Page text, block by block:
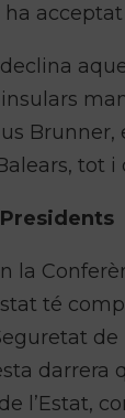
ha
tot
la
té
l’Estat,